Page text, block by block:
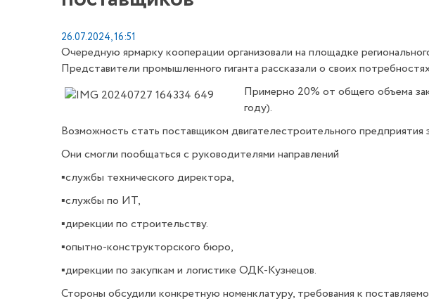
26.07.2024, 16:51
Очередную ярмарку кооперации организовали на площадке
Представители промышленного гиганта рассказали о своих
Примерно 20% от общего объема
году).
Возможность стать поставщиком двигателестроительного предприятия
Они смогли пообщаться с руководителями направлений
▪️службы технического директора,
▪️службы по ИТ,
▪️дирекции по строительству.
▪️опытно-конструкторского бюро,
▪️дирекции по закупкам и логистике ОДК-Кузнецов.
Стороны обсудили конкретную номенклатуру, требования к